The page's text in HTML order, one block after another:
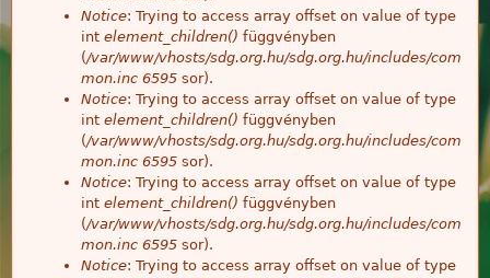
Notice: Trying to access array offset on value of type
int element_children() függvényben
(/var/www/vhosts/sdg.org.hu/sdg.org.hu/includes/com
mon.inc 6595 sor).
Notice: Trying to access array offset on value of type
int element_children() függvényben
(/var/www/vhosts/sdg.org.hu/sdg.org.hu/includes/com
mon.inc 6595 sor).
Notice: Trying to access array offset on value of type
int element_children() függvényben
(/var/www/vhosts/sdg.org.hu/sdg.org.hu/includes/com
mon.inc 6595 sor).
Notice: Trying to access array offset on value of type